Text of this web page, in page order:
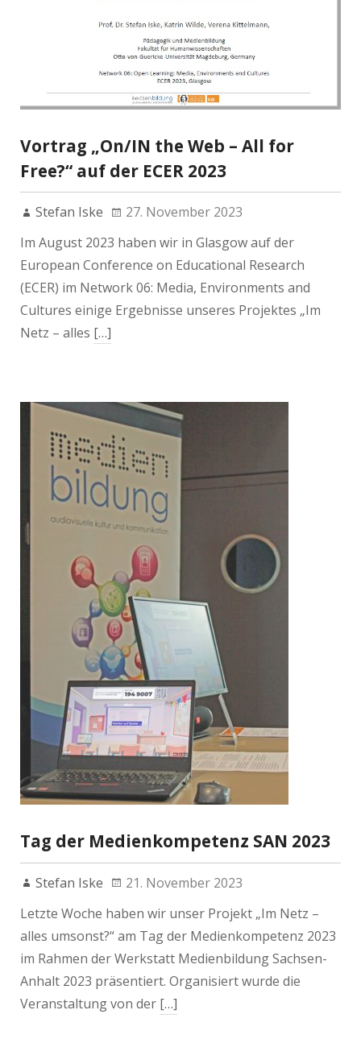
Vortrag „On/IN the Web – All for
Free?“ auf der ECER 2023
Stefan Iske
27. November 2023
Im August 2023 haben wir in Glasgow auf der
European Conference on Educational Research
(ECER) im Network 06: Media, Environments and
Cultures einige Ergebnisse unseres Projektes „Im
Netz – alles […]
Tag der Medienkompetenz SAN 2023
Stefan Iske
21. November 2023
Letzte Woche haben wir unser Projekt „Im Netz –
alles umsonst?“ am Tag der Medienkompetenz 2023
im Rahmen der Werkstatt Medienbildung Sachsen-
Anhalt 2023 präsentiert. Organisiert wurde die
Veranstaltung von der […]